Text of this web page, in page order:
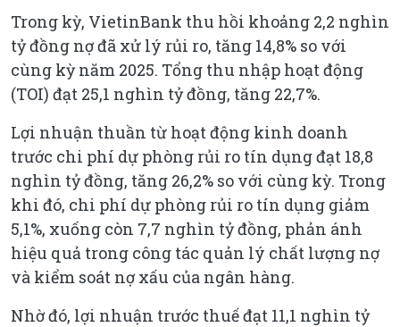
Trong kỳ, VietinBank thu hồi khoảng 2,2 nghìn
tỷ đồng nợ đã xử lý rủi ro, tăng 14,8% so với
cùng kỳ năm 2025. Tổng thu nhập hoạt động
(TOI) đạt 25,1 nghìn tỷ đồng, tăng 22,7%.
Lợi nhuận thuần từ hoạt động kinh doanh
trước chi phí dự phòng rủi ro tín dụng đạt 18,8
nghìn tỷ đồng, tăng 26,2% so với cùng kỳ. Trong
khi đó, chi phí dự phòng rủi ro tín dụng giảm
5,1%, xuống còn 7,7 nghìn tỷ đồng, phản ánh
hiệu quả trong công tác quản lý chất lượng nợ
và kiểm soát nợ xấu của ngân hàng.
Nhờ đó, lợi nhuận trước thuế đạt 11,1 nghìn tỷ